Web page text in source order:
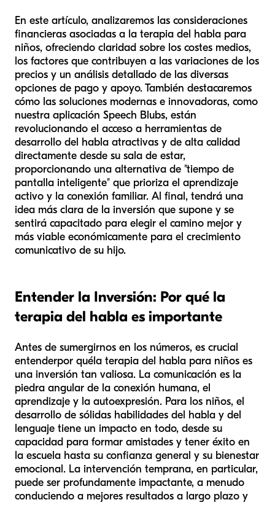
En este artículo, analizaremos las consideraciones
financieras asociadas a la terapia del habla para
niños, ofreciendo claridad sobre los costes medios,
los factores que contribuyen a las variaciones de los
precios y un análisis detallado de las diversas
opciones de pago y apoyo. También destacaremos
cómo las soluciones modernas e innovadoras, como
nuestra aplicación Speech Blubs, están
revolucionando el acceso a herramientas de
desarrollo del habla atractivas y de alta calidad
directamente desde su sala de estar,
proporcionando una alternativa de "tiempo de
pantalla inteligente" que prioriza el aprendizaje
activo y la conexión familiar. Al final, tendrá una
idea más clara de la inversión que supone y se
sentirá capacitado para elegir el camino mejor y
más viable económicamente para el crecimiento
comunicativo de su hijo.
Entender la Inversión: Por qué la
terapia del habla es importante
Antes de sumergirnos en los números, es crucial
entenderpor quéla terapia del habla para niños es
una inversión tan valiosa. La comunicación es la
piedra angular de la conexión humana, el
aprendizaje y la autoexpresión. Para los niños, el
desarrollo de sólidas habilidades del habla y del
lenguaje tiene un impacto en todo, desde su
capacidad para formar amistades y tener éxito en
la escuela hasta su confianza general y su bienestar
emocional. La intervención temprana, en particular,
puede ser profundamente impactante, a menudo
conduciendo a mejores resultados a largo plazo y